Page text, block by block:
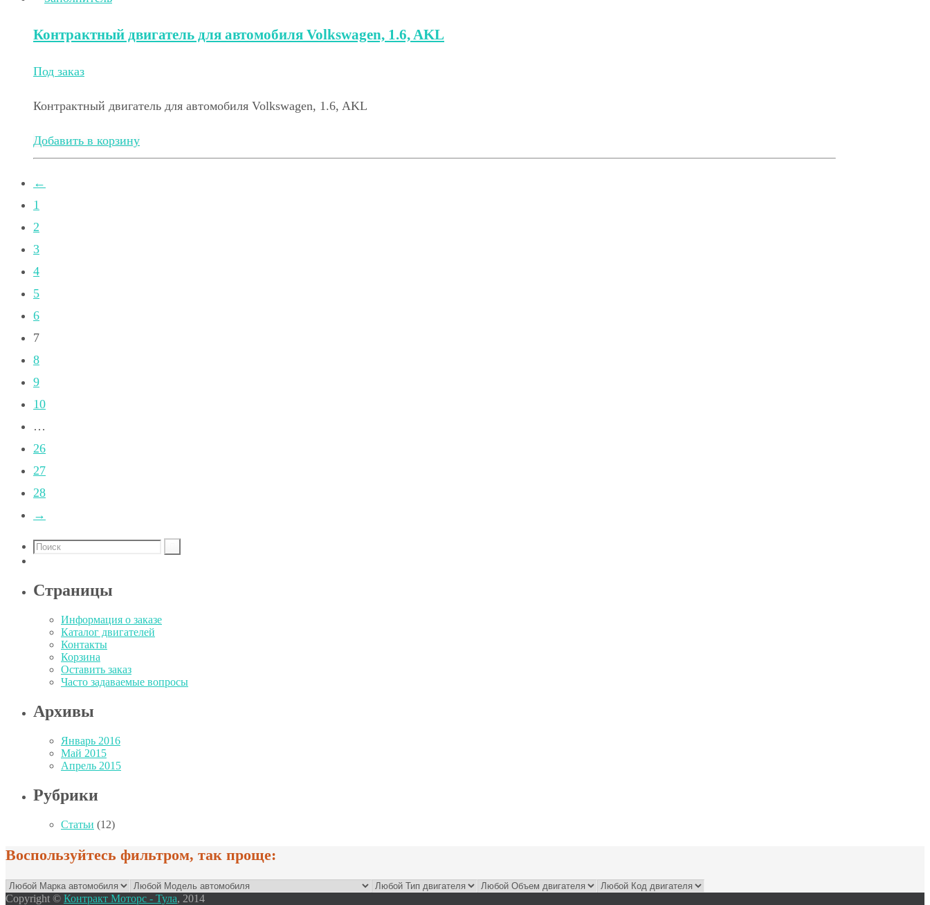
Контрактный двигатель для автомобиля Volkswagen, 1.6, AKL
Под заказ
Контрактный двигатель для автомобиля Volkswagen, 1.6, AKL
Добавить в корзину
←
1
2
3
4
5
6
7
8
9
10
…
26
27
28
→
Страницы
Информация о заказе
Каталог двигателей
Контакты
Корзина
Оставить заказ
Часто задаваемые вопросы
Архивы
Январь 2016
Май 2015
Апрель 2015
Рубрики
Статьи (12)
Воспользуйтесь фильтром, так проще:
Copyright © Контракт Моторс - Тула, 2014